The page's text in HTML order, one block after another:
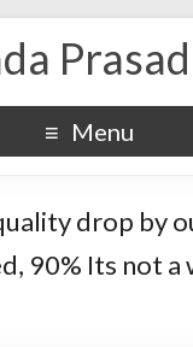
Menu
drop by
90% Its not a